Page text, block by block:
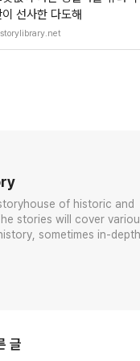
이 선사한 다도해
of historic and
stories will cover
sometimes in-depth,
any common sense
글